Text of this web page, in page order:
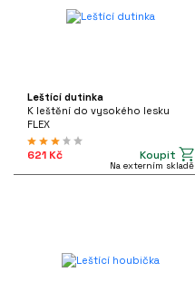
Leštící dutinka
K leštění do vysokého lesku
FLEX
621 Kč Koupit
Na externím skladě